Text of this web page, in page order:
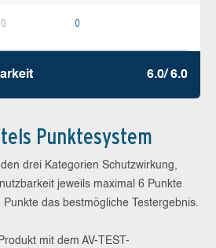
0 0
6.0/ 6.0
Punktesystem
drei Kategorien Schutzwirkung,
jeweils maximal 6 Punkte
das bestmögliche Testergebnis.
mit dem AV-TEST-